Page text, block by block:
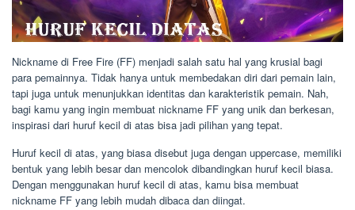
Nickname di Free Fire (FF) menjadi salah satu hal yang krusial bagi
para pemainnya. Tidak hanya untuk membedakan diri dari pemain lain,
tapi juga untuk menunjukkan identitas dan karakteristik pemain. Nah,
bagi kamu yang ingin membuat nickname FF yang unik dan berkesan,
inspirasi dari huruf kecil di atas bisa jadi pilihan yang tepat.
Huruf kecil di atas, yang biasa disebut juga dengan uppercase, memiliki
bentuk yang lebih besar dan mencolok dibandingkan huruf kecil biasa.
Dengan menggunakan huruf kecil di atas, kamu bisa membuat
nickname FF yang lebih mudah dibaca dan diingat.